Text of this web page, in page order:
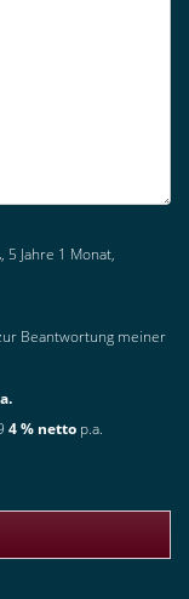
, 5 Jahre 1 Monat,
Beantwortung meiner
4 % netto p.a.